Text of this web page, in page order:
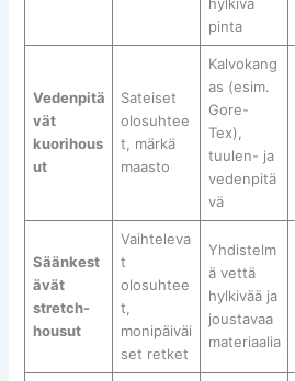
hylkivä
pinta
Vedenpitä
vät
kuorihous
ut
Sateiset
olosuhtee
t, märkä
maasto
Kalvokang
as (esim.
Gore-
Tex),
tuulen- ja
vedenpitä
vä
Säänkest
ävät
stretch-
housut
Vaihteleva
t
olosuhtee
t,
monipäiväi
set retket
Yhdistelm
ä vettä
hylkivää ja
joustavaa
materiaalia